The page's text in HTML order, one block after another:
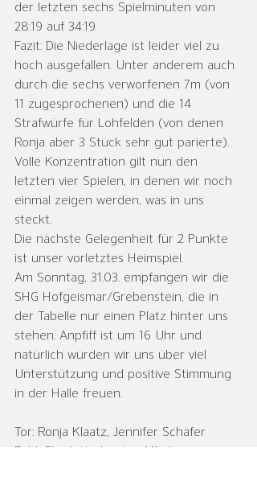
der letzten sechs Spielminuten von
28:19 auf 34:19.
Fazit: Die Niederlage ist leider viel zu
hoch ausgefallen. Unter anderem auch
durch die sechs verworfenen 7m (von
11 zugesprochenen) und die 14
Strafwürfe für Lohfelden (von denen
Ronja aber 3 Stück sehr gut parierte).
Volle Konzentration gilt nun den
letzten vier Spielen, in denen wir noch
einmal zeigen werden, was in uns
steckt.
Die nächste Gelegenheit für 2 Punkte
ist unser vorletztes Heimspiel.
Am Sonntag, 31.03. empfangen wir die
SHG Hofgeismar/Grebenstein, die in
der Tabelle nur einen Platz hinter uns
stehen. Anpfiff ist um 16 Uhr und
natürlich würden wir uns über viel
Unterstützung und positive Stimmung
in der Halle freuen.
Tor: Ronja Klaatz, Jennifer Schäfer
Feld: Charlotte Leister (4), Janine